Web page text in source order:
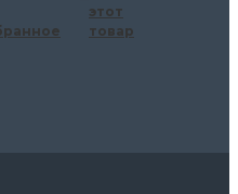
этот
товар